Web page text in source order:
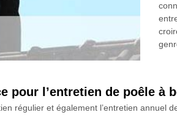
pour l’entretien de poêle à
régulier et également l’entretien annuel